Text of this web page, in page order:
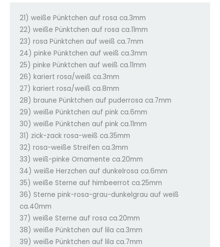
21) weiße Pünktchen auf rosa ca.3mm
22) weiße Pünktchen auf rosa ca.11mm
23) rosa Pünktchen auf weiß ca.7mm
24) pinke Pünktchen auf weiß ca.3mm
25) pinke Pünktchen auf weiß ca.11mm
26) kariert rosa/weiß ca.3mm
27) kariert rosa/weiß ca.8mm
28) braune Pünktchen auf puderrosa ca.7mm
29) weiße Pünktchen auf pink ca.6mm
30) weiße Pünktchen auf pink ca.11mm
31) zick-zack rosa-weiß ca.35mm
32) rosa-weiße Streifen ca.3mm
33) weiß-pinke Ornamente ca.20mm
34) weiße Herzchen auf dunkelrosa ca.6mm
35) weiße Sterne auf himbeerrot ca.25mm
36) Sterne pink-rosa-grau-dunkelgrau auf weiß
ca.40mm
37) weiße Sterne auf rosa ca.20mm
38) weiße Pünktchen auf lila ca.3mm
39) weiße Pünktchen auf lila ca.7mm